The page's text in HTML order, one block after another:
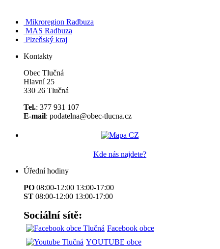
Mikroregion Radbuza
MAS Radbuza
Plzeňský kraj
Kontakty
Obec Tlučná
Hlavní 25
330 26 Tlučná
Tel.: 377 931 107
E-mail: podatelna@obec-tlucna.cz
Kde nás najdete?
Úřední hodiny
PO 08:00-12:00 13:00-17:00
ST 08:00-12:00 13:00-17:00
Sociální sítě:
Facebook obce
YOUTUBE obce